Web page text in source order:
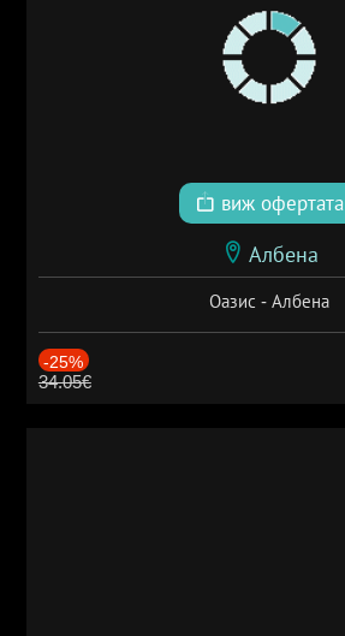
виж офертата
Албена
Оазис - Албена
-25%
34.05€